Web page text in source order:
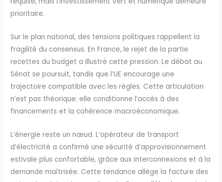
prioritaire.
Sur le plan national, des tensions politiques rappellent la
fragilité du consensus. En France, le rejet de la partie
recettes du budget a illustré cette pression. Le débat au
Sénat se poursuit, tandis que l’UE encourage une
trajectoire compatible avec les règles. Cette articulation
n’est pas théorique: elle conditionne l’accès à des
financements et la cohérence macroéconomique.
L’énergie reste un nœud. L’opérateur de transport
d’électricité a confirmé une sécurité d’approvisionnement
estivale plus confortable, grâce aux interconnexions et à la
demande maîtrisée. Cette tendance allège la facture des